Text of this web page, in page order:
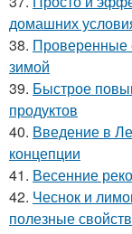
домашних
38. Проверенные
зимой
39. Быстрое
продуктов
40. Введение в
концепции
41. Весенние
42. Чеснок и
полезные